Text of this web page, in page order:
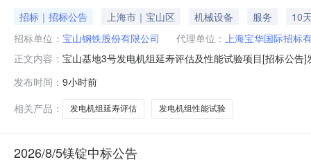
招标｜招标公告 上海市｜宝山区 机械设备 服务
10
招标单位： 宝山钢铁股份有限公司 代理单位： 上海宝华国际招标
正文内容： 宝山基地3号发电机组延寿评估及性能试验项目[招标公
况与招标范围2.1项目地点：上海市宝山区富锦路宝山基
围：1）对
发布时间： 9小时前
相关产品：
发电机组延寿评估 发电机组性能试验
2026/8/5镁锭中标公告